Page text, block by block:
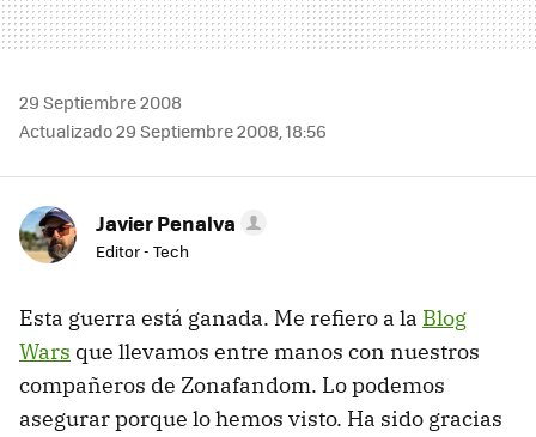
29 Septiembre 2008
Actualizado 29 Septiembre 2008, 18:56
Javier Penalva
Editor - Tech
Esta guerra está ganada. Me refiero a la Blog
Wars que llevamos entre manos con nuestros
compañeros de Zonafandom. Lo podemos
asegurar porque lo hemos visto. Ha sido gracias